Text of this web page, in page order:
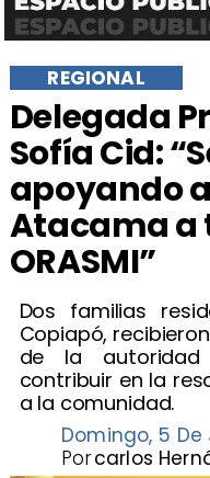
Delegada
Sofía Cid:
apoyando
Atacama a
ORASMI”
Dos familias
Copiapó,
de la autoridad
contribuir en la
a la comunidad.
REGIONAL
Domingo, 5 De
carlos
Por